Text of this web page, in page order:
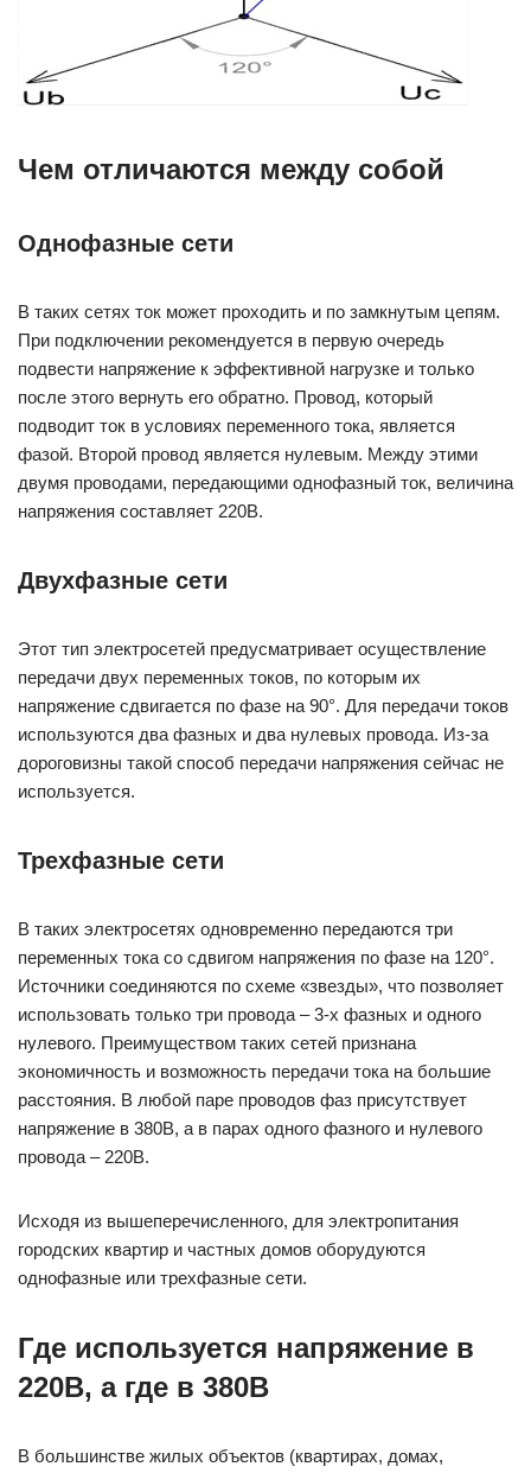
Чем отличаются между собой
Однофазные сети
В таких сетях ток может проходить и по замкнутым цепям.
При подключении рекомендуется в первую очередь
подвести напряжение к эффективной нагрузке и только
после этого вернуть его обратно. Провод, который
подводит ток в условиях переменного тока, является
фазой. Второй провод является нулевым. Между этими
двумя проводами, передающими однофазный ток, величина
напряжения составляет 220B.
Двухфазные сети
Этот тип электросетей предусматривает осуществление
передачи двух переменных токов, по которым их
напряжение сдвигается по фазе на 90°. Для передачи токов
используются два фазных и два нулевых провода. Из-за
дороговизны такой способ передачи напряжения сейчас не
используется.
Трехфазные сети
В таких электросетях одновременно передаются три
переменных тока со сдвигом напряжения по фазе на 120°.
Источники соединяются по схеме «звезды», что позволяет
использовать только три провода – 3-х фазных и одного
нулевого. Преимуществом таких сетей признана
экономичность и возможность передачи тока на большие
расстояния. В любой паре проводов фаз присутствует
напряжение в 380B, а в парах одного фазного и нулевого
провода – 220B.
Исходя из вышеперечисленного, для электропитания
городских квартир и частных домов оборудуются
однофазные или трехфазные сети.
Где используется напряжение в
220B, а где в 380B
В большинстве жилых объектов (квартирах, домах,